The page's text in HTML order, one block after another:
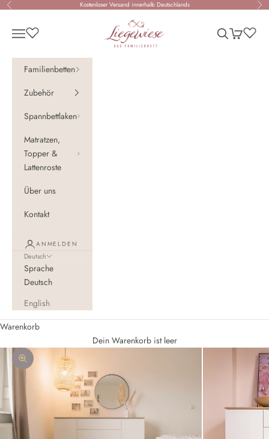
Zum Inhalt springen
Zurück Kostenloser Versand innerhalb Deutschlands Vor
Liegewiese - Das Familienbett
Navigationsmenü öffnen Suche öffnen
Familienbetten
Zubehör
Spannbettlaken
Matratzen,
Topper &
Lattenroste
Über uns
Kontakt
ANMELDEN
Deutsch
Sprache
Deutsch
English
Warenkorb
Dein Warenkorb ist leer
Bild vergrößern